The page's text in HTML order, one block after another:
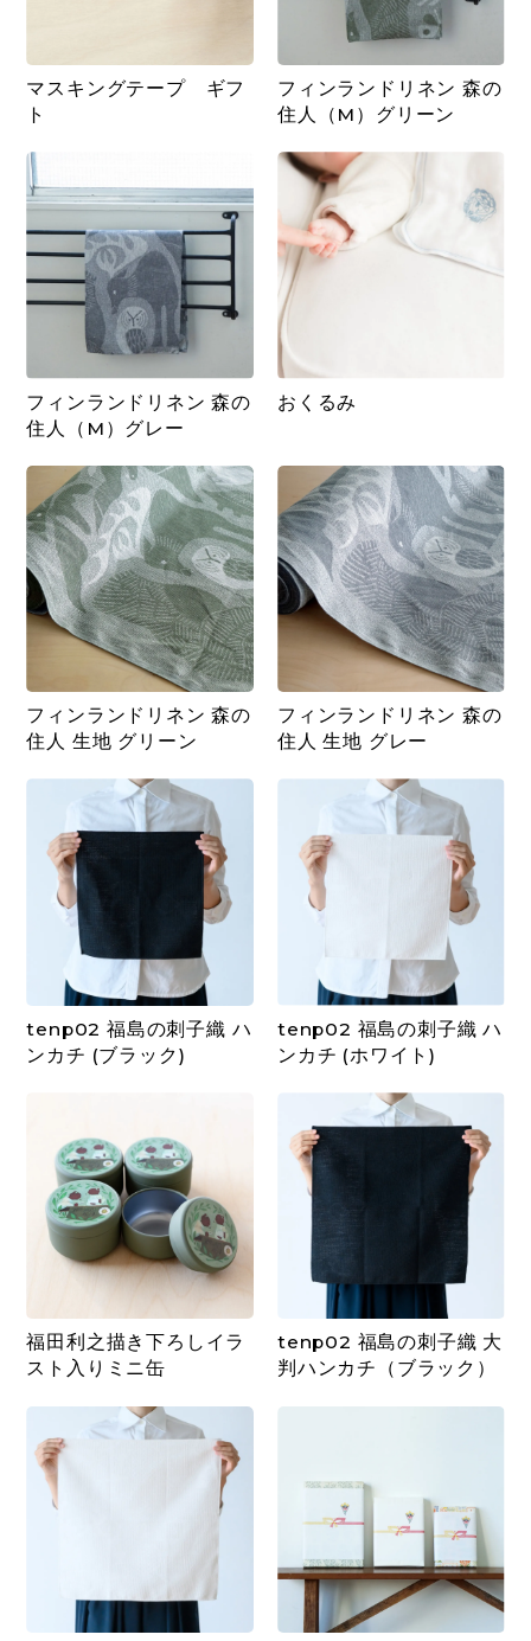
マスキングテープ ギフ
ト
フィンランドリネン 森の
住人（M）グリーン
フィンランドリネン 森の
住人（M）グレー
おくるみ
フィンランドリネン 森の
住人 生地 グリーン
フィンランドリネン 森の
住人 生地 グレー
tenp02 福島の刺子織 ハ
ンカチ (ブラック)
tenp02 福島の刺子織 ハ
ンカチ (ホワイト)
福田利之描き下ろしイラ
スト入りミニ缶
tenp02 福島の刺子織 大
判ハンカチ（ブラック）